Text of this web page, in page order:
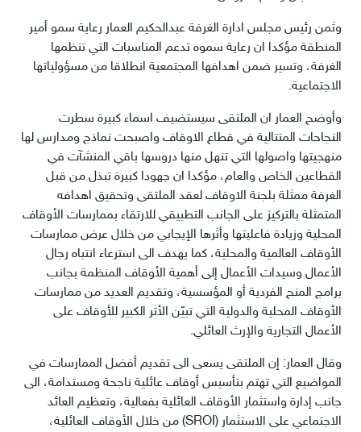
وثمن رئيس مجلس ادارة الغرفة عبدالحكيم العمار رعاية سمو أمير
المنطقة مؤكدا ان رعاية سموه تدعم المناسبات التي تنظمها
الغرفة، وتسير ضمن اهدافها المجتمعية انطلاقا من مسؤولياتها
الاجتماعية.
وأوضح العمار ان الملتقى سيستضيف اسماء كبيرة سطرت
النجاحات المتتالية في قطاع الاوقاف واصبحت نماذج ومدارس لها
منهجيتها واصولها التي تنهل منها دروسها باقي المنشآت في
القطاعين الخاص والعام، مؤكدا ان جهودا كبيرة تبذل من قبل
الغرفة ممثلة بلجنة الاوقاف لعقد الملتقى وتحقيق اهدافه
المتمثلة بالتركيز على الجانب التطبيقي للارتقاء بممارسات الأوقاف
المحلية وزيادة فاعليتها وأثرها الإيجابي من خلال عرض ممارسات
الأوقاف العالمية والمحلية، كما يهدف الى استرعاء انتباه رجال
الأعمال وسيدات الأعمال إلى أهمية الأوقاف المنظمة بجانب
برامج المنح الفردية أو المؤسسية، وتقديم العديد من ممارسات
الأوقاف المحلية والدولية التي تبيّن الأثر الكبير للأوقاف على
الأعمال التجارية والإرث العائلي.
وقال العمار: إن الملتقى يسعى الى تقديم أفضل الممارسات في
المواضيع التي تهتم بتأسيس أوقاف عائلية ناجحة ومستدامة، الى
جانب إدارة واستثمار الأوقاف العائلية بفعالية، وتعظيم العائد
الاجتماعي على الاستثمار (SROI) من خلال الأوقاف العائلية،